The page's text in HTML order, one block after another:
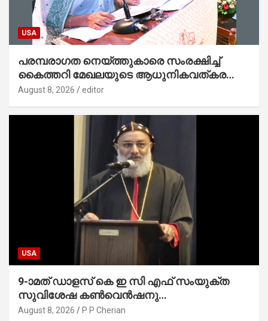
USA
പരമ്പരാഗത നെയ്ത്തുകാരെ സംരക്ഷിച്ച്
കൈത്തറി മേഖലയുടെ ആധുനികവത്കരണം
സാധ്യമാക്കും : ഡെപ്യൂട്ടി സ്പീക്കർ
August 8, 2026 editor
USA
9-ാമത് ഡാളസ് കെ ഇ സി എഫ് സംയുക്ത
സുവിശേഷ കൺവെൻഷനു
പ്രാർത്ഥനാനിർഭരമായ തുടക്കം
August 8, 2026 P P Cherian